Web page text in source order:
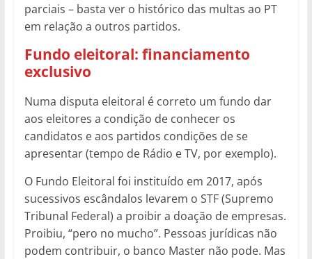
parciais – basta ver o histórico das multas ao PT
em relação a outros partidos.
Fundo eleitoral: financiamento
exclusivo
Numa disputa eleitoral é correto um fundo dar
aos eleitores a condição de conhecer os
candidatos e aos partidos condições de se
apresentar (tempo de Rádio e TV, por exemplo).
O Fundo Eleitoral foi instituído em 2017, após
sucessivos escândalos levarem o STF (Supremo
Tribunal Federal) a proibir a doação de empresas.
Proibiu, “pero no mucho”. Pessoas jurídicas não
podem contribuir, o banco Master não pode. Mas